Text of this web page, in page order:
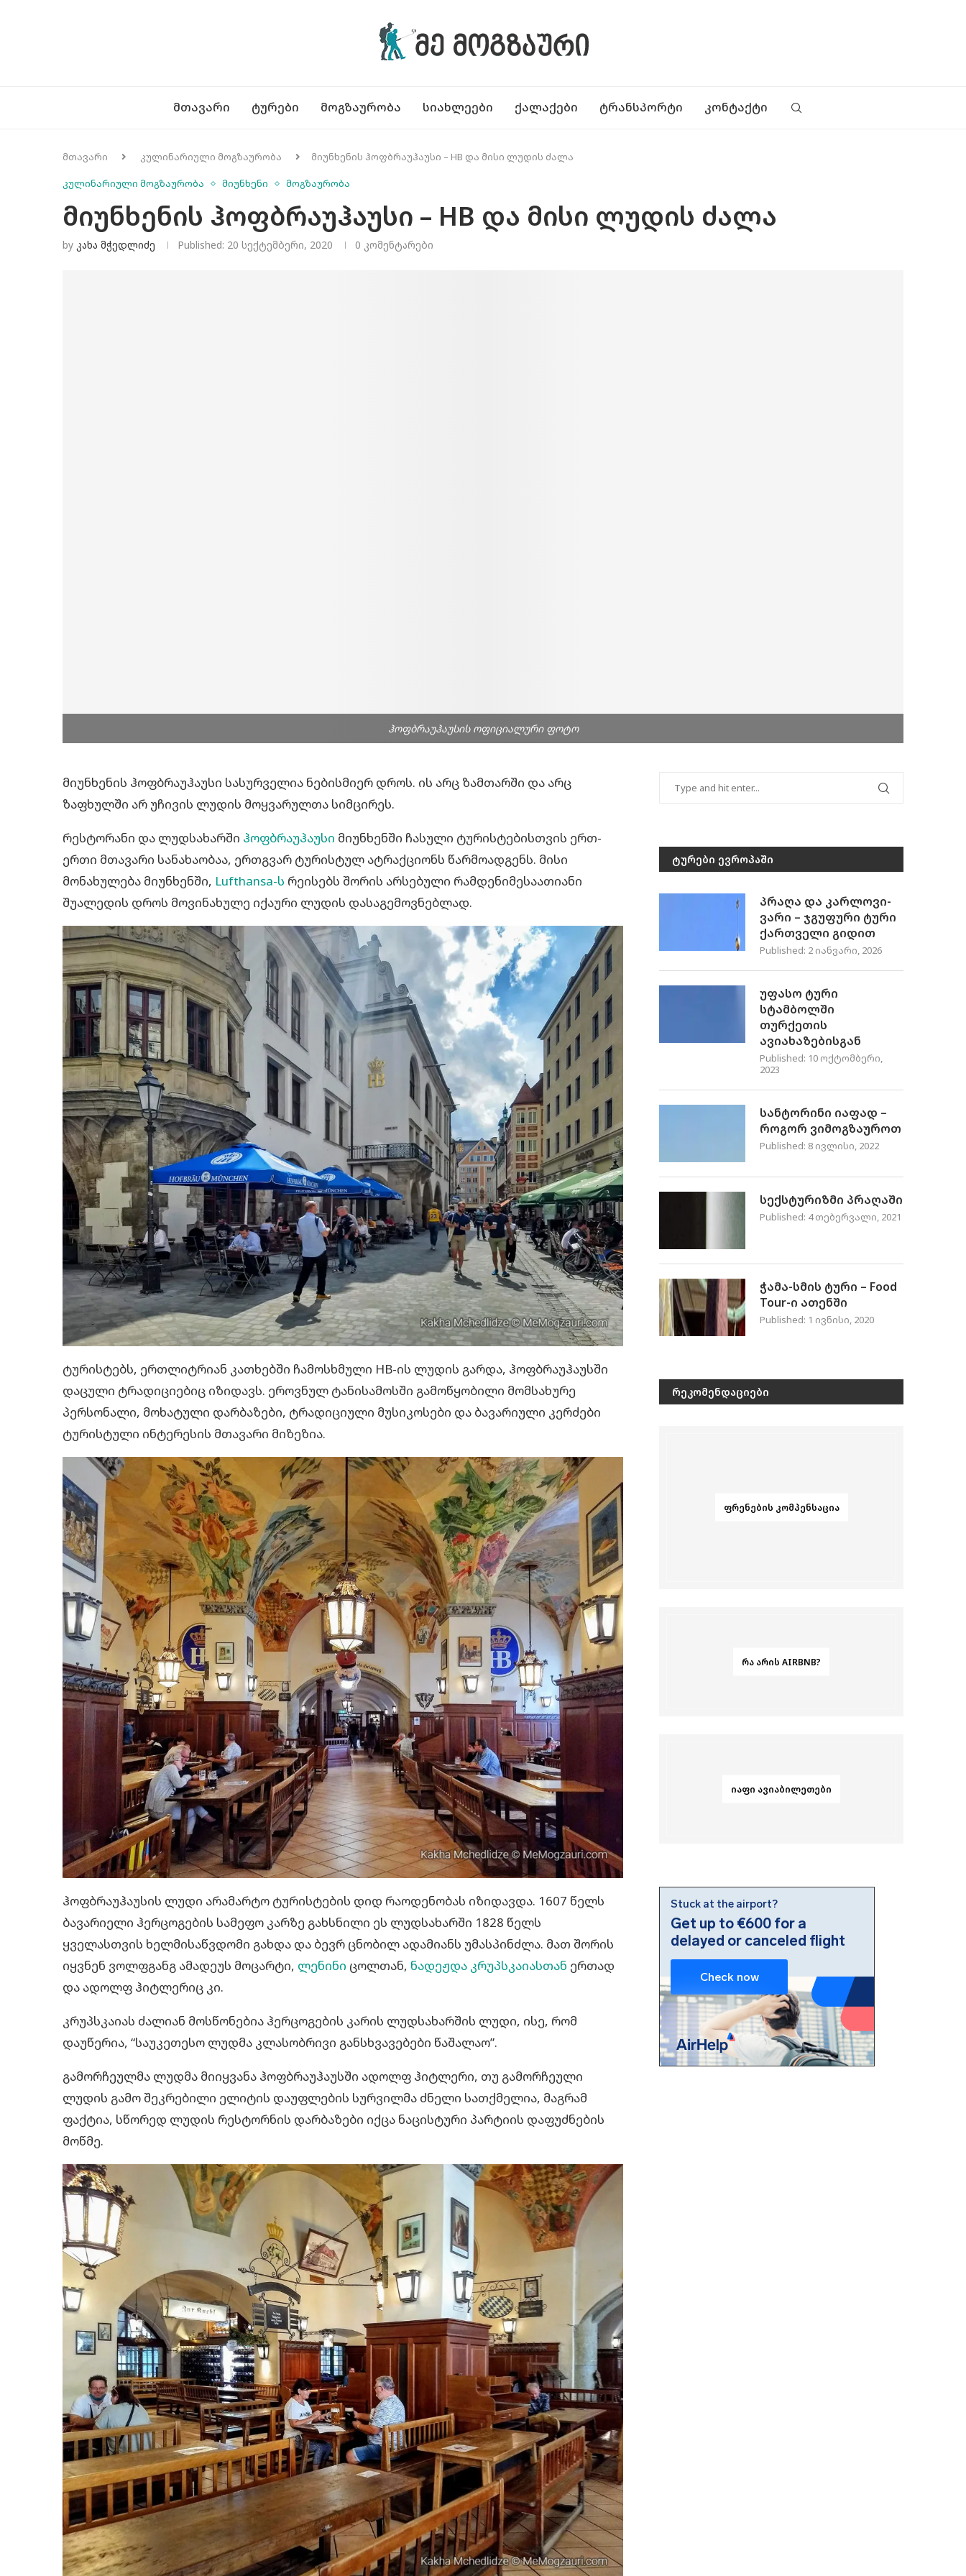
ᲛᲗᲐᲕᲐᲠᲘ ᲢᲣᲠᲔᲑᲘ ᲛᲝᲒᲖᲐᲣᲠᲝᲑᲐ ᲡᲘᲐᲮᲚᲔᲔᲑᲘ ᲥᲐᲚᲐᲥᲔᲑᲘ ᲢᲠᲐᲜᲡᲞᲝᲠᲢᲘ ᲙᲝᲜᲢᲐᲥᲢᲘ
მთავარი კულინარიული მოგზაურობა მიუნხენის ჰოფბრაუჰაუსი – HB და მისი ლუდის ძალა
კულინარიული მოგზაურობა მიუნხენი მოგზაურობა
მიუნხენის ჰოფბრაუჰაუსი – HB და მისი ლუდის ძალა
by Კახა Მჭედლიძე Published: 20 სექტემბერი, 2020 0 კომენტარები
ჰოფბრაუჰაუსის ოფიციალური ფოტო
მიუნხენის ჰოფბრაუჰაუსი სასურველია ნებისმიერ დროს. ის არც ზამთარში და არც
ზაფხულში არ უჩივის ლუდის მოყვარულთა სიმცირეს.
რესტორანი და ლუდსახარში ჰოფბრაუჰაუსი მიუნხენში ჩასული ტურისტებისთვის ერთ-
ერთი მთავარი სანახაობაა, ერთგვარ ტურისტულ ატრაქციონს წარმოადგენს. მისი
მონახულება მიუნხენში, Lufthansa-ს რეისებს შორის არსებული რამდენიმესაათიანი
შუალედის დროს მოვინახულე იქაური ლუდის დასაგემოვნებლად.
ტურისტებს, ერთლიტრიან კათხებში ჩამოსხმული HB-ის ლუდის გარდა, ჰოფბრაუჰაუსში
დაცული ტრადიციებიც იზიდავს. ეროვნულ ტანისამოსში გამოწყობილი მომსახურე
პერსონალი, მოხატული დარბაზები, ტრადიციული მუსიკოსები და ბავარიული კერძები
ტურისტული ინტერესის მთავარი მიზეზია.
ჰოფბრაუჰაუსის ლუდი არამარტო ტურისტების დიდ რაოდენობას იზიდავდა. 1607 წელს
ბავარიელი ჰერცოგების სამეფო კარზე გახსნილი ეს ლუდსახარში 1828 წელს
ყველასთვის ხელმისაწვდომი გახდა და ბევრ ცნობილ ადამიანს უმასპინძლა. მათ შორის
იყვნენ ვოლფგანგ ამადეუს მოცარტი, ლენინი ცოლთან, ნადეჟდა კრუპსკაიასთან ერთად
და ადოლფ ჰიტლერიც კი.
კრუპსკაიას ძალიან მოსწონებია ჰერცოგების კარის ლუდსახარშის ლუდი, ისე, რომ
დაუწერია, “საუკეთესო ლუდმა კლასობრივი განსხვავებები წაშალაო”.
გამორჩეულმა ლუდმა მიიყვანა ჰოფბრაუჰაუსში ადოლფ ჰიტლერი, თუ გამორჩეული
ლუდის გამო შეკრებილი ელიტის დაუფლების სურვილმა ძნელი სათქმელია, მაგრამ
ფაქტია, სწორედ ლუდის რესტორნის დარბაზები იქცა ნაცისტური პარტიის დაფუძნების
მოწმე.
ᲢᲣᲠᲔᲑᲘ ᲔᲕᲠᲝᲞᲐᲨᲘ
პრაღა და კარლოვი-
ვარი – ჯგუფური ტური
ქართველი გიდით
Published: 2 იანვარი, 2026
უფასო ტური
სტამბოლში
თურქეთის
ავიახაზებისგან
Published: 10 ოქტომბერი,
2023
სანტორინი იაფად –
როგორ ვიმოგზაუროთ
Published: 8 ივლისი, 2022
სექსტურიზმი პრაღაში
Published: 4 თებერვალი, 2021
ჭამა-სმის ტური – Food
Tour-ი ათენში
Published: 1 ივნისი, 2020
ᲠᲔᲙᲝᲛᲔᲜᲓᲐᲪᲘᲔᲑᲘ
ᲤᲠᲔᲜᲔᲑᲘᲡ ᲙᲝᲛᲞᲔᲜᲡᲐᲪᲘᲐ
ᲠᲐ ᲐᲠᲘᲡ AIRBNB?
ᲘᲐᲤᲘ ᲐᲕᲘᲐᲑᲘᲚᲔᲗᲔᲑᲘ